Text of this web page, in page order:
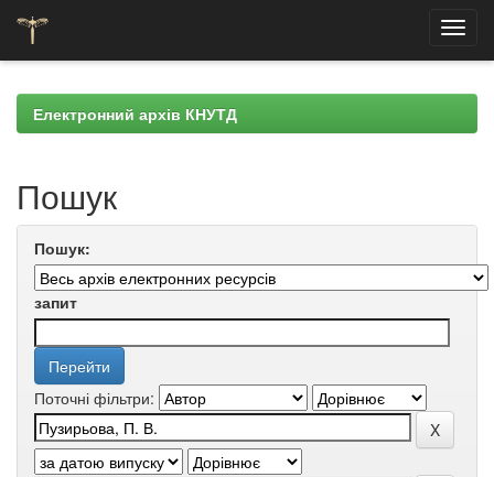
navigationЕлектронний архів КНУТД
Пошук
Пошук:
запит
Поточні фільтри: